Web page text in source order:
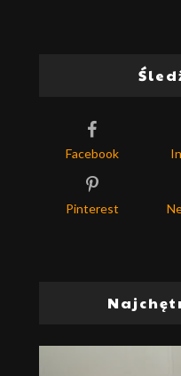
Facebook
Pinterest